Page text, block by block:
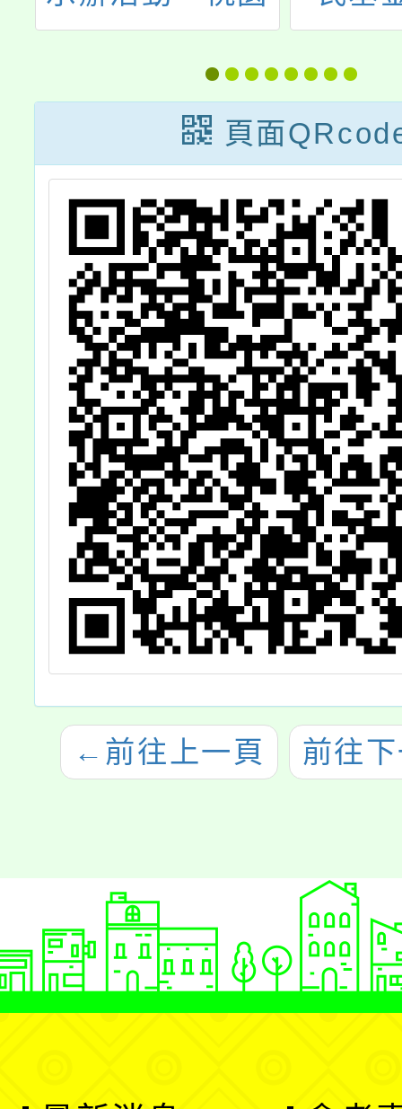
2023「牛奶好好
玩~包裝盒拼貼
畫比賽」
28日
舉辦「
廣亞
書法
檢送
（詳
敬請
鼓勵
躍報
頁面
← 前往上一頁 前往